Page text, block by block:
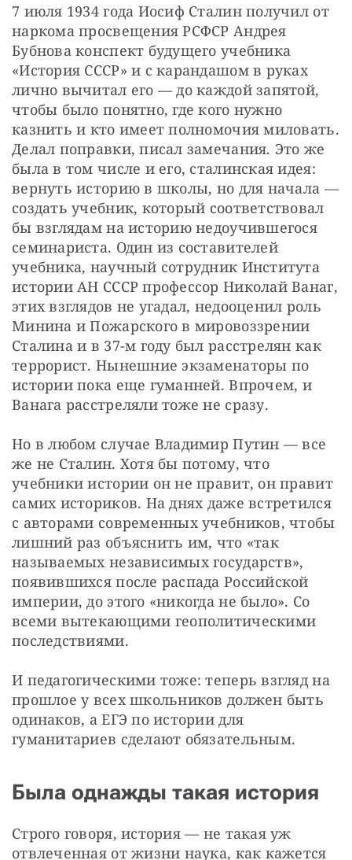
7 июля 1934 года Иосиф Сталин получил от
наркома просвещения РСФСР Андрея
Бубнова конспект будущего учебника
«История СССР» и с карандашом в руках
лично вычитал его — до каждой запятой,
чтобы было понятно, где кого нужно
казнить и кто имеет полномочия миловать.
Делал поправки, писал замечания. Это же
была в том числе и его, сталинская идея:
вернуть историю в школы, но для начала —
создать учебник, который соответствовал
бы взглядам на историю недоучившегося
семинариста. Один из составителей
учебника, научный сотрудник Института
истории АН СССР профессор Николай Ванаг,
этих взглядов не угадал, недооценил роль
Минина и Пожарского в мировоззрении
Сталина и в 37-м году был расстрелян как
террорист. Нынешние экзаменаторы по
истории пока еще гуманней. Впрочем, и
Ванага расстреляли тоже не сразу.
Но в любом случае Владимир Путин — все
же не Сталин. Хотя бы потому, что
учебники истории он не правит, он правит
самих историков. На днях даже встретился
с авторами современных учебников, чтобы
лишний раз объяснить им, что «так
называемых независимых государств»,
появившихся после распада Российской
империи, до этого «никогда не было». Со
всеми вытекающими геополитическими
последствиями.
И педагогическими тоже: теперь взгляд на
прошлое у всех школьников должен быть
одинаков, а ЕГЭ по истории для
гуманитариев сделают обязательным.
Была однажды такая история
Строго говоря, история — не такая уж
отвлеченная от жизни наука, как кажется